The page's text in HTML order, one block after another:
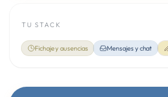
TU STACK
Fichaje y ausencias Mensajes y chat